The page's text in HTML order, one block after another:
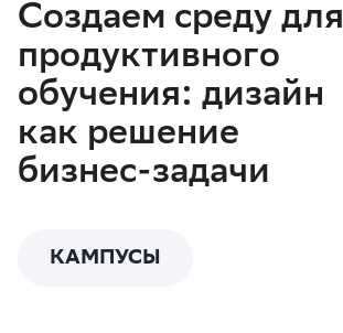
Создаем среду для
продуктивного
обучения: дизайн
как решение
бизнес-задачи
КАМПУСЫ